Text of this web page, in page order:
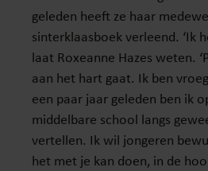
geleden heeft ze haar
sinterklaasboek verleend. ‘Ik
laat Roxeanne Hazes weten.
aan het hart gaat. Ik ben
een paar jaar geleden ben ik
middelbare school langs
vertellen. Ik wil jongeren
het met je kan doen, in de